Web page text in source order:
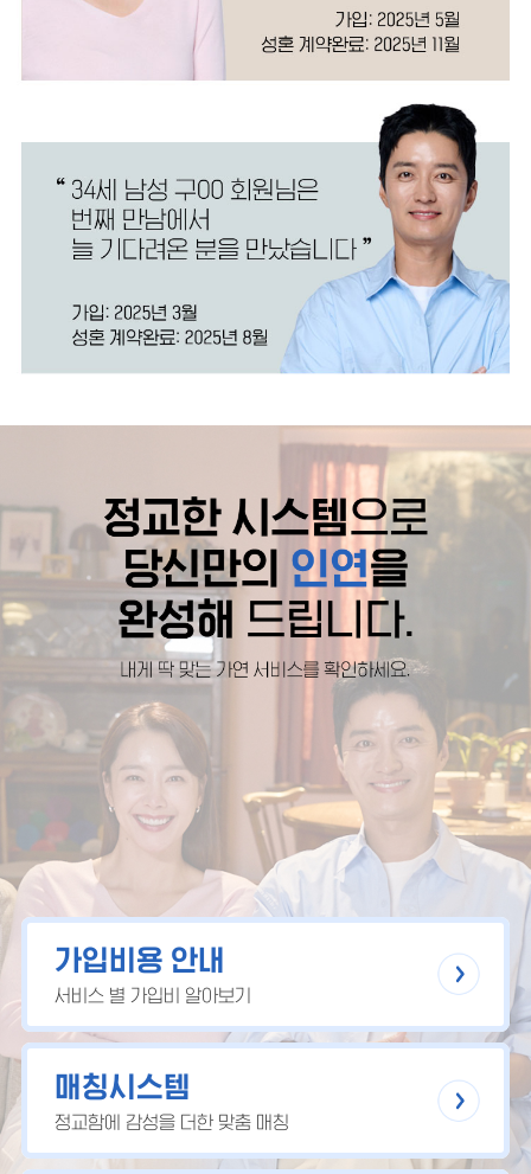
가입비용 안내
서비스 별 가입비 알아보기
매칭시스템
정교함에 감성을 더한 맞춤 매칭